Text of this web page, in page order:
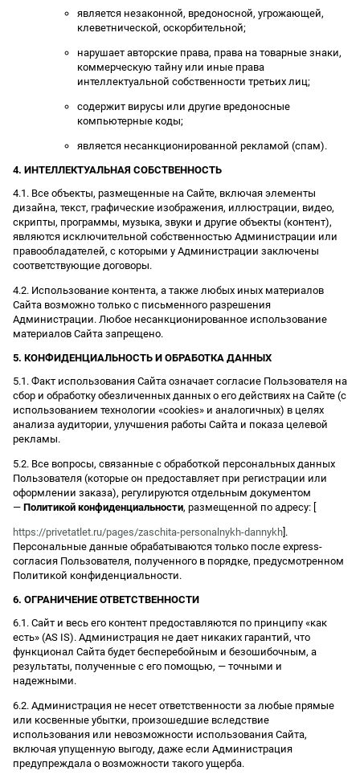
является незаконной, вредоносной, угрожающей,
клеветнической, оскорбительной;
нарушает авторские права, права на товарные знаки,
коммерческую тайну или иные права
интеллектуальной собственности третьих лиц;
содержит вирусы или другие вредоносные
компьютерные коды;
является несанкционированной рекламой (спам).
4. ИНТЕЛЛЕКТУАЛЬНАЯ СОБСТВЕННОСТЬ
4.1. Все объекты, размещенные на Сайте, включая элементы
дизайна, текст, графические изображения, иллюстрации, видео,
скрипты, программы, музыка, звуки и другие объекты (контент),
являются исключительной собственностью Администрации или
правообладателей, с которыми у Администрации заключены
соответствующие договоры.
4.2. Использование контента, а также любых иных материалов
Сайта возможно только с письменного разрешения
Администрации. Любое несанкционированное использование
материалов Сайта запрещено.
5. КОНФИДЕНЦИАЛЬНОСТЬ И ОБРАБОТКА ДАННЫХ
5.1. Факт использования Сайта означает согласие Пользователя на
сбор и обработку обезличенных данных о его действиях на Сайте (с
использованием технологии «cookies» и аналогичных) в целях
анализа аудитории, улучшения работы Сайта и показа целевой
рекламы.
5.2. Все вопросы, связанные с обработкой персональных данных
Пользователя (которые он предоставляет при регистрации или
оформлении заказа), регулируются отдельным документом
— Политикой конфиденциальности, размещенной по адресу: [
https://privetatlet.ru/pages/zaschita-personalnykh-dannykh ].
Персональные данные обрабатываются только после express-
согласия Пользователя, полученного в порядке, предусмотренном
Политикой конфиденциальности.
6. ОГРАНИЧЕНИЕ ОТВЕТСТВЕННОСТИ
6.1. Сайт и весь его контент предоставляются по принципу «как
есть» (AS IS). Администрация не дает никаких гарантий, что
функционал Сайта будет бесперебойным и безошибочным, а
результаты, полученные с его помощью, — точными и
надежными.
6.2. Администрация не несет ответственности за любые прямые
или косвенные убытки, произошедшие вследствие
использования или невозможности использования Сайта,
включая упущенную выгоду, даже если Администрация
предупреждала о возможности такого ущерба.